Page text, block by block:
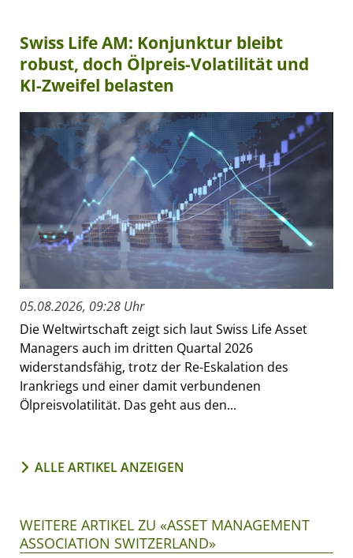
Swiss Life AM: Konjunktur bleibt
robust, doch Ölpreis-Volatilität und
KI-Zweifel belasten
05.08.2026, 09:28 Uhr
Die Weltwirtschaft zeigt sich laut Swiss Life Asset
Managers auch im dritten Quartal 2026
widerstandsfähig, trotz der Re-Eskalation des
Irankriegs und einer damit verbundenen
Ölpreisvolatilität. Das geht aus den...
ALLE ARTIKEL ANZEIGEN
WEITERE ARTIKEL ZU «ASSET MANAGEMENT
ASSOCIATION SWITZERLAND»